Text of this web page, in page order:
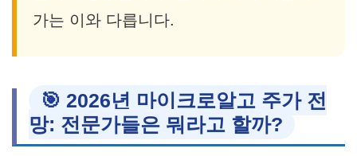
가는 이와 다릅니다.
🎯 2026년 마이크로알고 주가 전
망: 전문가들은 뭐라고 할까?